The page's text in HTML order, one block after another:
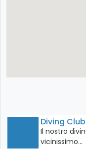
Diving
Il nostro
vicinissimo…